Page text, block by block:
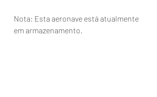
Nota: Esta aeronave está atualmente
em armazenamento.